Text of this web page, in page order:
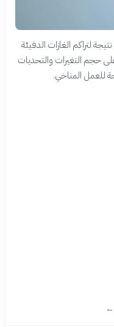
لتراكم الغازات الدفيئة
حجم التغيرات والتحديات
للعمل المناخي.